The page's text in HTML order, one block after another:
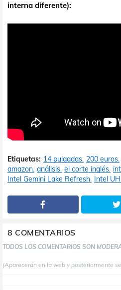
interna diferente):
Etiquetas: 14 pulgadas 200 euros
amazon análisis el corte inglés
Intel Gemini Lake Refresh Intel
8 COMENTARIOS
TODOS LOS COMENTARIOS SON
(Aparecerán en la web y posteriormente